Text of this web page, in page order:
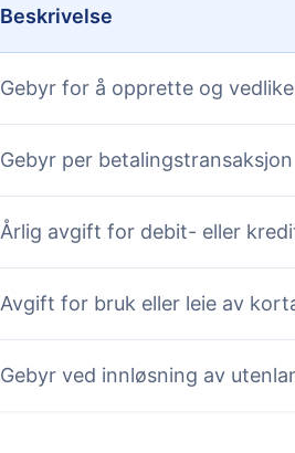
Beskrivelse
Gebyr for å opprette og
Gebyr per
Årlig avgift for debit- eller
Avgift for bruk eller leie av
Gebyr ved innløsning av